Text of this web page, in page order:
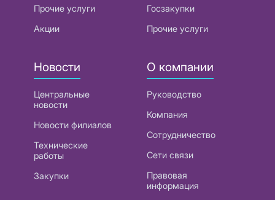
Прочие услуги
Акции
Госзакупки
Прочие услуги
Новости
Центральные
новости
Новости филиалов
Технические
работы
Закупки
О компании
Руководство
Компания
Сотрудничество
Сети связи
Правовая
информация